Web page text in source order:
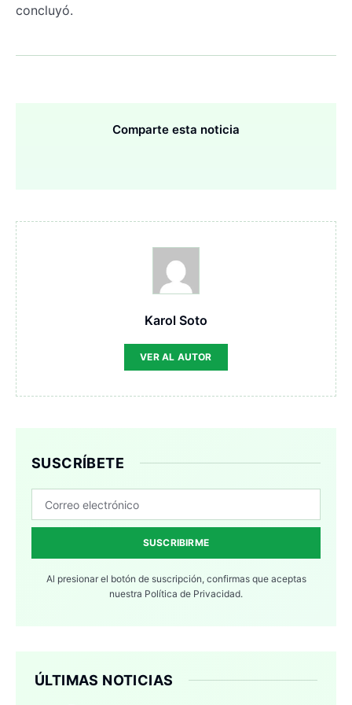
concluyó.
Comparte esta noticia
Karol Soto
VER AL AUTOR
SUSCRÍBETE
SUSCRIBIRME
Al presionar el botón de suscripción, confirmas que aceptas
nuestra Política de Privacidad.
ÚLTIMAS NOTICIAS